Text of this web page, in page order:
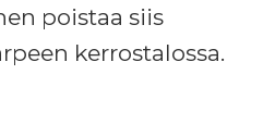
poistaa siis
kerrostalossa.